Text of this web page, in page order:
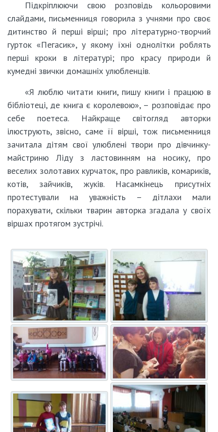
Підкріплюючи свою розповідь кольоровими
слайдами, письменниця говорила з учнями про своє
дитинство й перші вірші; про літературно-творчий
гурток «Пегасик», у якому їхні однолітки роблять
перші кроки в літературі; про красу природи й
кумедні звички домашніх улюбленців.
«Я люблю читати книги, пишу книги і працюю в
бібліотеці, де книга є королевою», – розповідає про
себе поетеса. Найкраще світогляд авторки
ілюструють, звісно, саме її вірші, тож письменниця
зачитала дітям свої улюблені твори про дівчинку-
майстриню Ліду з ластовинням на носику, про
веселих золотавих курчаток, про равликів, комариків,
котів, зайчиків, жуків. Насамкінець присутніх
протестували на уважність – дітлахи мали
порахувати, скільки тварин авторка згадала у своїх
віршах протягом зустрічі.